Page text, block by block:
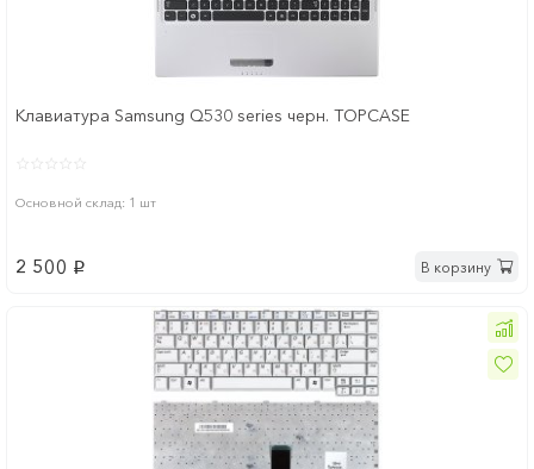
Клавиатура Samsung Q530 series черн. TOPCASE
Основной склад: 1 шт
2 500 p В корзину